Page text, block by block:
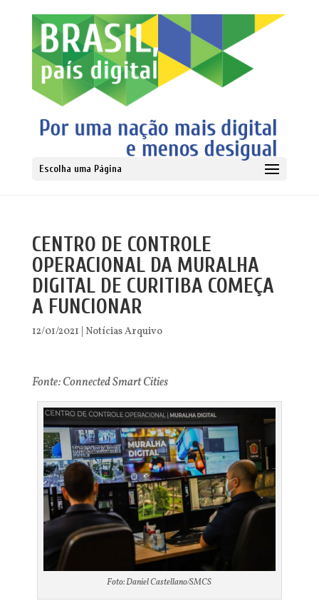
Escolha uma Página
CENTRO DE CONTROLE
OPERACIONAL DA MURALHA
DIGITAL DE CURITIBA COMEÇA
A FUNCIONAR
12/01/2021 Notícias Arquivo
Fonte: Connected Smart Cities
Foto: Daniel Castellano/SMCS